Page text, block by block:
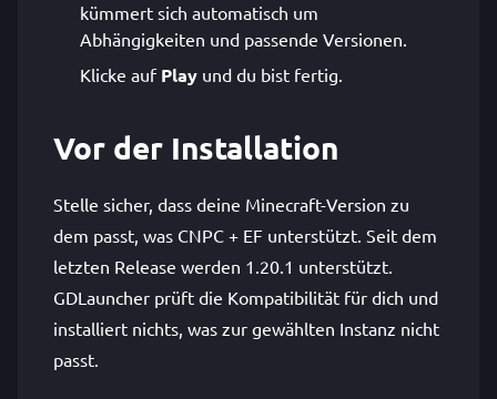
kümmert sich automatisch um
Abhängigkeiten und passende Versionen.
Klicke auf Play und du bist fertig.
Vor der Installation
Stelle sicher, dass deine Minecraft-Version zu
dem passt, was CNPC + EF unterstützt. Seit dem
letzten Release werden 1.20.1 unterstützt.
GDLauncher prüft die Kompatibilität für dich und
installiert nichts, was zur gewählten Instanz nicht
passt.